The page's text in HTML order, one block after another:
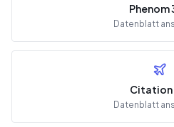
Phenom
Datenblatt
Citation
Datenblatt